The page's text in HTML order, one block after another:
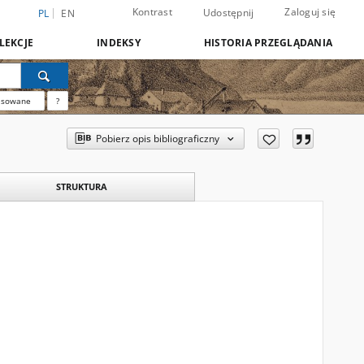
PL EN Kontrast Udostępnij Zaloguj się
INDEKSY HISTORIA PRZEGLĄDANIA
?
Pobierz opis bibliograficzny
STRUKTURA